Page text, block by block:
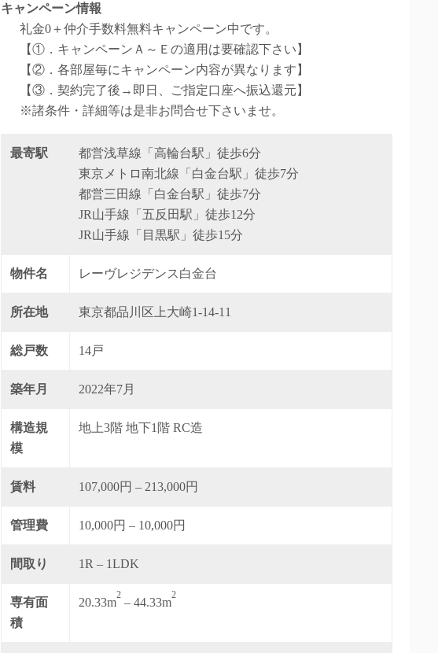
キャンペーン情報
礼金0 ＋仲介手数料無料キャンペーン中です。
【①．キャンペーンＡ～Ｅの適用は要確認下さい】
【②．各部屋毎にキャンペーン内容が異なります】
【③．契約完了後→即日、ご指定口座へ振込還元】
※諸条件・詳細等は是非お問合せ下さいませ。
最寄駅
都営浅草線「高輪台駅」徒歩6分
東京メトロ南北線「白金台駅」徒歩7分
都営三田線「白金台駅」徒歩7分
JR山手線「五反田駅」徒歩12分
JR山手線「目黒駅」徒歩15分
物件名 レーヴレジデンス白金台
所在地 東京都品川区上大崎1-14-11
総戸数 14戸
築年月 2022年7月
構造規
模
地上3階 地下1階 RC造
賃料 107,000円 – 213,000円
管理費 10,000円 – 10,000円
間取り 1R – 1LDK
専有面
積
20.33m
2
– 44.33m
2